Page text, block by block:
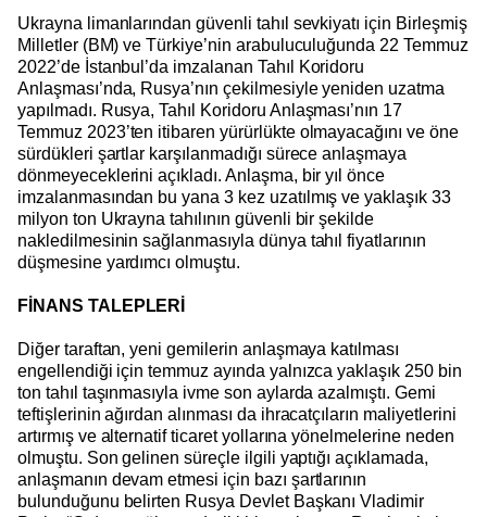
Ukrayna limanlarından güvenli tahıl sevkiyatı için Birleşmiş
Milletler (BM) ve Türkiye’nin arabuluculuğunda 22 Temmuz
2022’de İstanbul’da imzalanan Tahıl Koridoru
Anlaşması’nda, Rusya’nın çekilmesiyle yeniden uzatma
yapılmadı. Rusya, Tahıl Koridoru Anlaşması’nın 17
Temmuz 2023’ten itibaren yürürlükte olmayacağını ve öne
sürdükleri şartlar karşılanmadığı sürece anlaşmaya
dönmeyeceklerini açıkladı. Anlaşma, bir yıl önce
imzalanmasından bu yana 3 kez uzatılmış ve yaklaşık 33
milyon ton Ukrayna tahılının güvenli bir şekilde
nakledilmesinin sağlanmasıyla dünya tahıl fiyatlarının
düşmesine yardımcı olmuştu.
FİNANS TALEPLERİ
Diğer taraftan, yeni gemilerin anlaşmaya katılması
engellendiği için temmuz ayında yalnızca yaklaşık 250 bin
ton tahıl taşınmasıyla ivme son aylarda azalmıştı. Gemi
teftişlerinin ağırdan alınması da ihracatçıların maliyetlerini
artırmış ve alternatif ticaret yollarına yönelmelerine neden
olmuştu. Son gelinen süreçle ilgili yaptığı açıklamada,
anlaşmanın devam etmesi için bazı şartlarının
bulunduğunu belirten Rusya Devlet Başkanı Vladimir